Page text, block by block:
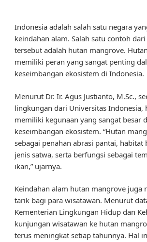
Indonesia adalah salah satu negara
keindahan alam. Salah satu contoh
tersebut adalah hutan mangrove.
memiliki peran yang sangat penting
keseimbangan ekosistem di Indonesia.
Menurut Dr. Ir. Agus Justianto, M.Sc.,
lingkungan dari Universitas Indonesia,
memiliki kegunaan yang sangat besar
keseimbangan ekosistem. “Hutan
sebagai penahan abrasi pantai, habitat
jenis satwa, serta berfungsi sebagai
ikan,” ujarnya.
Keindahan alam hutan mangrove juga
tarik bagi para wisatawan. Menurut
Kementerian Lingkungan Hidup dan
kunjungan wisatawan ke hutan
terus meningkat setiap tahunnya. Hal